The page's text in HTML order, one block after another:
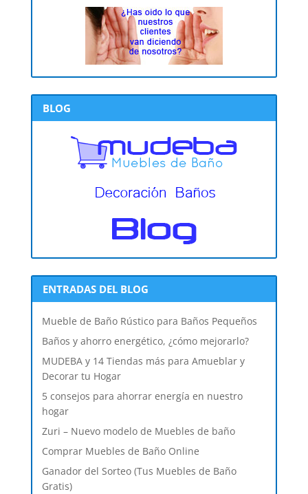
BLOG
ENTRADAS DEL BLOG
Mueble de Baño Rústico para Baños Pequeños
Baños y ahorro energético, ¿cómo mejorarlo?
MUDEBA y 14 Tiendas más para Amueblar y
Decorar tu Hogar
5 consejos para ahorrar energía en nuestro
hogar
Zuri – Nuevo modelo de Muebles de baño
Comprar Muebles de Baño Online
Ganador del Sorteo (Tus Muebles de Baño
Gratis)